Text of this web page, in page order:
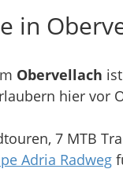
in
Obervellach
hier vor
7 MTB
Adria Radweg